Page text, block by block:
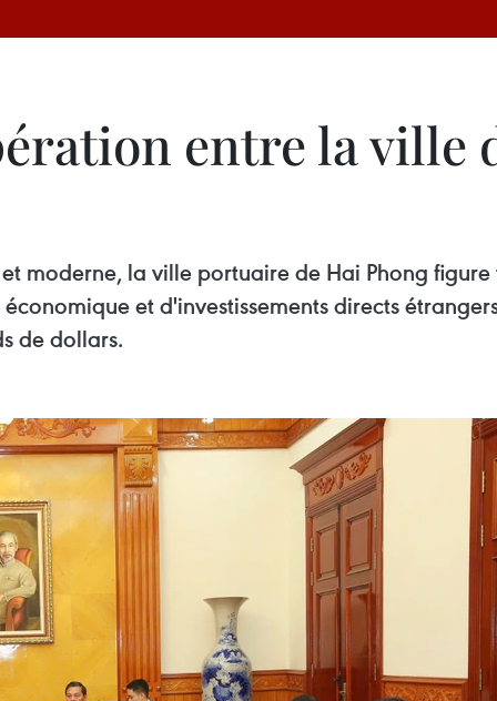
entre la ville
moderne, la ville portuaire de Hai Phong
et d'investissements directs
de dollars.